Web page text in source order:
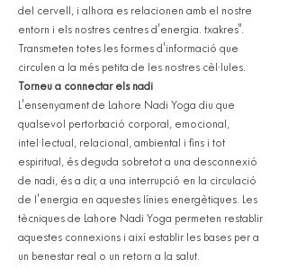
del cervell, i alhora es relacionen amb el nostre
entorn i els nostres centres d'energia. txakres".
Transmeten totes les formes d'informació que
circulen a la més petita de les nostres cèl·lules.
Torneu a connectar els nadi
L'ensenyament de Lahore Nadi Yoga diu que
qualsevol pertorbació corporal, emocional,
intel·lectual, relacional, ambiental i fins i tot
espiritual, és deguda sobretot a una desconnexió
de nadi, és a dir, a una interrupció en la circulació
de l'energia en aquestes línies energètiques. Les
tècniques de Lahore Nadi Yoga permeten restablir
aquestes connexions i així establir les bases per a
un benestar real o un retorn a la salut.